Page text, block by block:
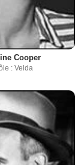
Cooper
: Velda